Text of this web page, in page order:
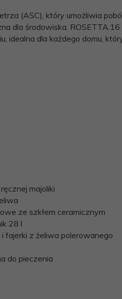
(ASC), który umożliwia
dla środowiska.
dla każdego domu,
majoliki
ze szkłem ceramicznym
28 l
fajerki z żeliwa polerowanego
do pieczenia